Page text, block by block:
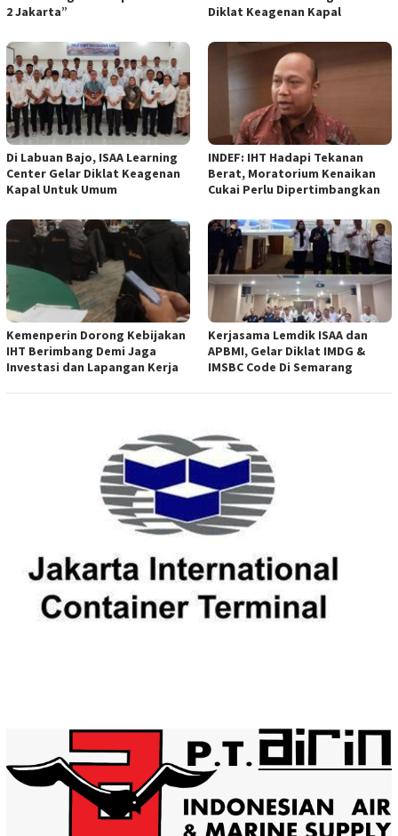
2 Jakarta”
Diklat Keagenan Kapal
Di Labuan Bajo, ISAA Learning
Center Gelar Diklat Keagenan
Kapal Untuk Umum
INDEF: IHT Hadapi Tekanan
Berat, Moratorium Kenaikan
Cukai Perlu Dipertimbangkan
Kemenperin Dorong Kebijakan
IHT Berimbang Demi Jaga
Investasi dan Lapangan Kerja
Kerjasama Lemdik ISAA dan
APBMI, Gelar Diklat IMDG &
IMSBC Code Di Semarang